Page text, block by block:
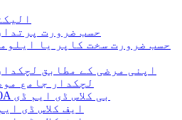
حسب ضرورت
حسب ضرورت سخت کاپر یا
اپنی مرضی کے مطابق
لچکدار جامع
6630/6630A بی کلاس ڈی ایم ڈی
6641 ایف کلاس ڈی